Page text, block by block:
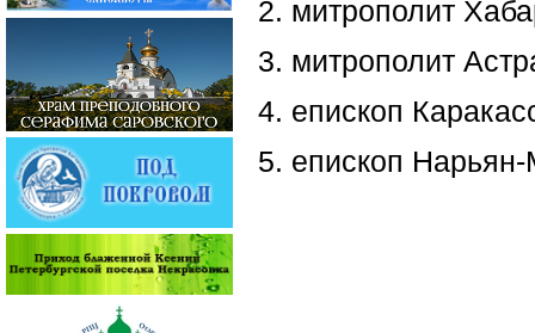
2. митрополит
3. митрополит
4. епископ
5. епископ